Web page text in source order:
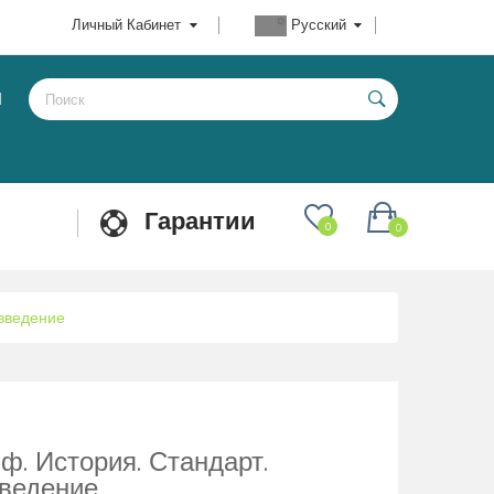
Русский
Личный Кабинет
Гарантии 0
0
История. Стандарт.